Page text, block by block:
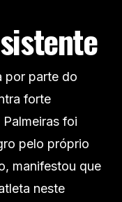
por parte do
forte
foi
pelo próprio
manifestou que
neste